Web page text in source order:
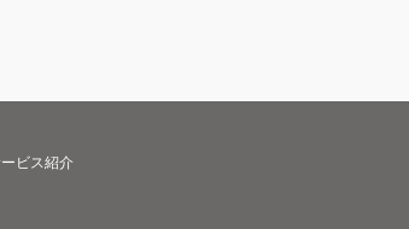
ビス紹介